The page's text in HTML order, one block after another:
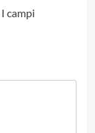
I campi